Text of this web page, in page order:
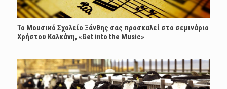
Το Μουσικό Σχολείο Ξάνθης σας προσκαλεί στο σεμινάριο
Χρήστου Καλκάνη, «Get into the Music»